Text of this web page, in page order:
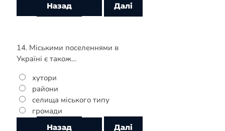
14. Міськими поселеннями в
Україні є також…
хутори
райони
селища міського типу
громади